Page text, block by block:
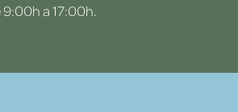
a 17:00h.